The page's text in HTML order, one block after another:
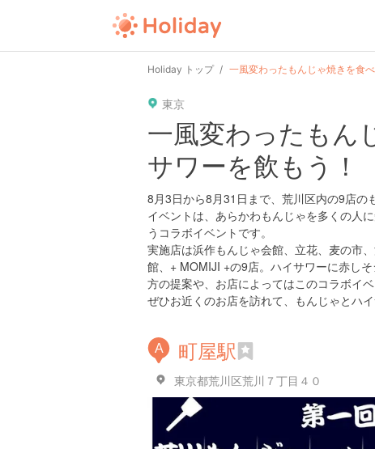
Holiday トップ 一風変わったもんじゃ焼きを食
東京
一風変わったもん
サワーを飲もう！
8月3日から8月31日まで、荒川区内の9店の
イベントは、あらかわもんじゃを多くの人
うコラボイベントです。
実施店は浜作もんじゃ会館、立花、麦の市
館、+ MOMIJI +の9店。ハイサワーに赤し
方の提案や、お店によってはこのコラボイ
ぜひお近くのお店を訪れて、もんじゃとハ
A 町屋駅
東京都荒川区荒川７丁目４０